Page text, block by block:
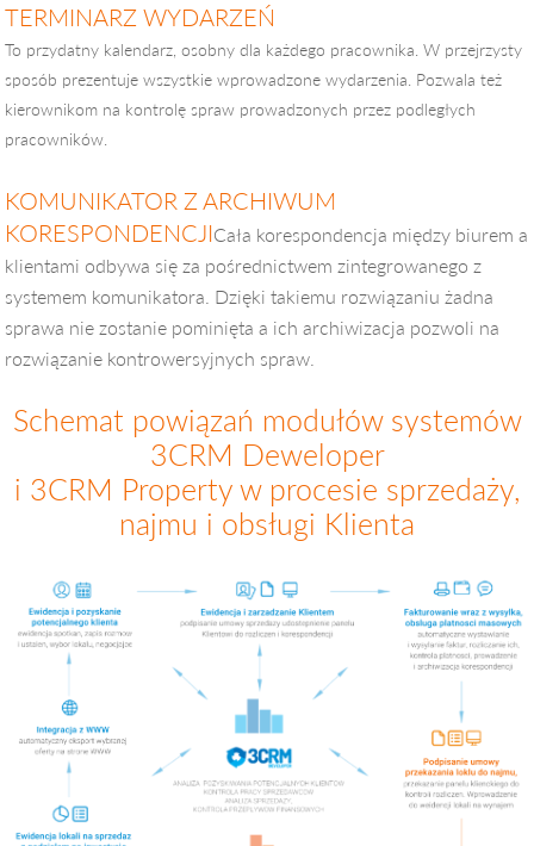
TERMINARZ WYDARZEŃ
To przydatny kalendarz, osobny dla każdego pracownika. W przejrzysty
sposób prezentuje wszystkie wprowadzone wydarzenia. Pozwala też
kierownikom na kontrolę spraw prowadzonych przez podległych
pracowników.
KOMUNIKATOR Z ARCHIWUM
KORESPONDENCJICała korespondencja między biurem a
klientami odbywa się za pośrednictwem zintegrowanego z
systemem komunikatora. Dzięki takiemu rozwiązaniu żadna
sprawa nie zostanie pominięta a ich archiwizacja pozwoli na
rozwiązanie kontrowersyjnych spraw.
Schemat powiązań modułów systemów
3CRM Deweloper
i 3CRM Property w procesie sprzedaży,
najmu i obsługi Klienta